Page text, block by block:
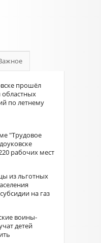
прошёл
областных
по летнему
"Трудовое
рабочих мест
из льготных
на газ
воины-
детей